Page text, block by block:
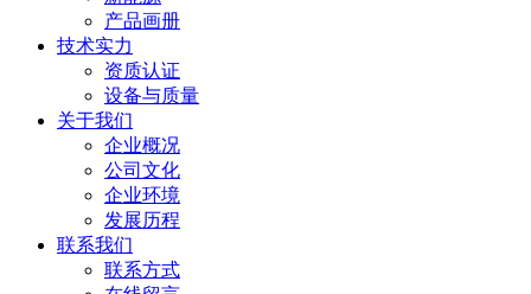
产品画册
技术实力
资质认证
设备与质量
关于我们
企业概况
公司文化
企业环境
发展历程
联系我们
联系方式